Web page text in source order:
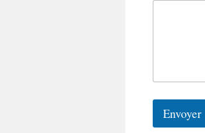
Envoyer